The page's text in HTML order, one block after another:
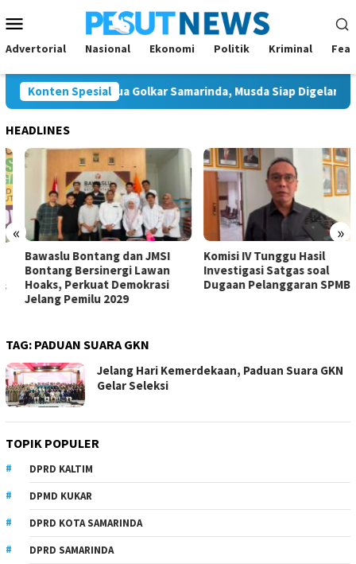
ke
kontenMobile
Advertorial Nasional Ekonomi Politik Kriminal
Konten Spesial
Tunggal Ketua Golkar Samarinda, Musda Siap Digelar 8
HEADLINES
« »
Bawaslu Bontang dan JMSI
Bontang Bersinergi Lawan
Hoaks, Perkuat Demokrasi
Jelang Pemilu 2029
Komisi IV Tunggu Hasil
Investigasi Satgas soal
Dugaan Pelanggaran SPMB
TAG: PADUAN SUARA GKN
Jelang Hari Kemerdekaan, Paduan Suara GKN
Gelar Seleksi
TOPIK POPULER
DPRD KALTIM
DPMD KUKAR
DPRD KOTA SAMARINDA
DPRD SAMARINDA